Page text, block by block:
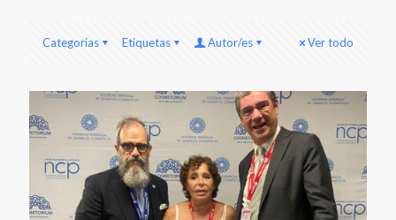
Categorías Etiquetas Autor/es Ver todo